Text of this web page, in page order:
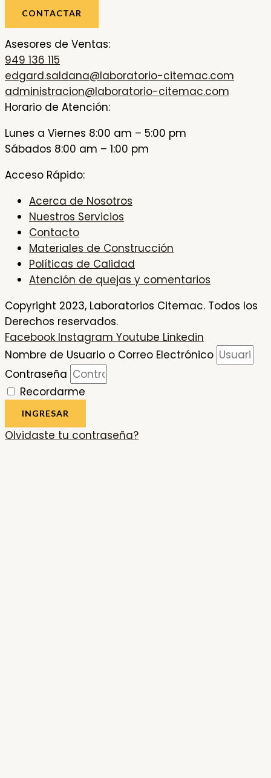
CONTACTAR
Asesores de Ventas:
949 136 115
edgard.saldana@laboratorio-citemac.com
administracion@laboratorio-citemac.com
Horario de Atención:
Lunes a Viernes 8:00 am – 5:00 pm
Sábados 8:00 am – 1:00 pm
Acceso Rápido:
Acerca de Nosotros
Nuestros Servicios
Contacto
Materiales de Construcción
Políticas de Calidad
Atención de quejas y comentarios
Copyright 2023, Laboratorios Citemac. Todos los
Derechos reservados.
Facebook Instagram Youtube Linkedin
Nombre de Usuario o Correo Electrónico
Contraseña
Recordarme
INGRESAR
Olvidaste tu contraseña?